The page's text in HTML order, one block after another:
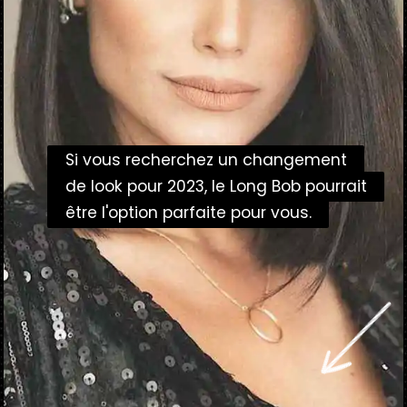
Si vous recherchez un changement
de look pour 2023, le Long Bob pourrait
être l'option parfaite pour vous.
Si vous recherchez un changement
de look pour 2023, le Long Bob pourrait
être l'option parfaite pour vous.